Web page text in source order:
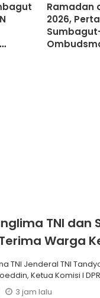
Ramadan
2026,
TNI dan
Warga
Marinir
TNI Jenderal TNI
Ketua Komisi I
3 jam lalu